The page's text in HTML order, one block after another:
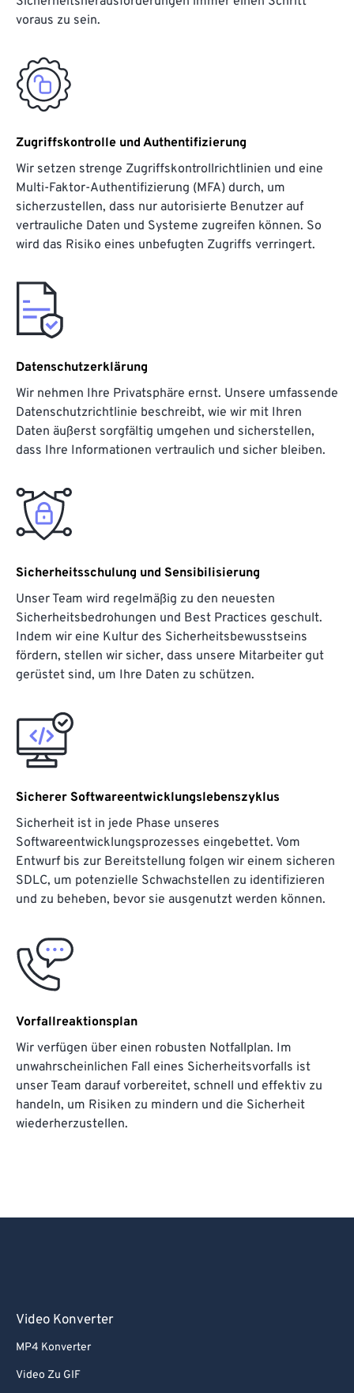
voraus zu sein.
Zugriffskontrolle und Authentifizierung
Wir setzen strenge Zugriffskontrollrichtlinien und eine
Multi-Faktor-Authentifizierung (MFA) durch, um
sicherzustellen, dass nur autorisierte Benutzer auf
vertrauliche Daten und Systeme zugreifen können. So
wird das Risiko eines unbefugten Zugriffs verringert.
Datenschutzerklärung
Wir nehmen Ihre Privatsphäre ernst. Unsere umfassende
Datenschutzrichtlinie beschreibt, wie wir mit Ihren
Daten äußerst sorgfältig umgehen und sicherstellen,
dass Ihre Informationen vertraulich und sicher bleiben.
Sicherheitsschulung und Sensibilisierung
Unser Team wird regelmäßig zu den neuesten
Sicherheitsbedrohungen und Best Practices geschult.
Indem wir eine Kultur des Sicherheitsbewusstseins
fördern, stellen wir sicher, dass unsere Mitarbeiter gut
gerüstet sind, um Ihre Daten zu schützen.
Sicherer Softwareentwicklungslebenszyklus
Sicherheit ist in jede Phase unseres
Softwareentwicklungsprozesses eingebettet. Vom
Entwurf bis zur Bereitstellung folgen wir einem sicheren
SDLC, um potenzielle Schwachstellen zu identifizieren
und zu beheben, bevor sie ausgenutzt werden können.
Vorfallreaktionsplan
Wir verfügen über einen robusten Notfallplan. Im
unwahrscheinlichen Fall eines Sicherheitsvorfalls ist
unser Team darauf vorbereitet, schnell und effektiv zu
handeln, um Risiken zu mindern und die Sicherheit
wiederherzustellen.
Video Konverter
MP4 Konverter
Video Zu GIF